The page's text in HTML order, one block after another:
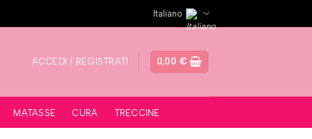
Italiano
ACCEDI / REGISTRATI 0,00 €
MATASSE CURA TRECCINE